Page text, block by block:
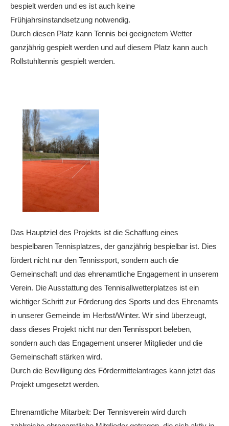
Unternehmer-Cup 2026
5. Kreismeisterschaften Anhalt Bitterfeld Kinder und
Jugend 2026
bespielt werden und es ist auch keine
Frühjahrsinstandsetzung notwendig.
Durch diesen Platz kann Tennis bei geeignetem Wetter
ganzjährig gespielt werden und auf diesem Platz kann auch
Rollstuhltennis gespielt werden.
Das Hauptziel des Projekts ist die Schaffung eines
bespielbaren Tennisplatzes, der ganzjährig bespielbar ist. Dies
fördert nicht nur den Tennissport, sondern auch die
Gemeinschaft und das ehrenamtliche Engagement in unserem
Verein. Die Ausstattung des Tennisallwetterplatzes ist ein
wichtiger Schritt zur Förderung des Sports und des Ehrenamts
in unserer Gemeinde im Herbst/Winter. Wir sind überzeugt,
dass dieses Projekt nicht nur den Tennissport beleben,
sondern auch das Engagement unserer Mitglieder und die
Gemeinschaft stärken wird.
Durch die Bewilligung des Fördermittelantrages kann jetzt das
Projekt umgesetzt werden.
Ehrenamtliche Mitarbeit: Der Tennisverein wird durch